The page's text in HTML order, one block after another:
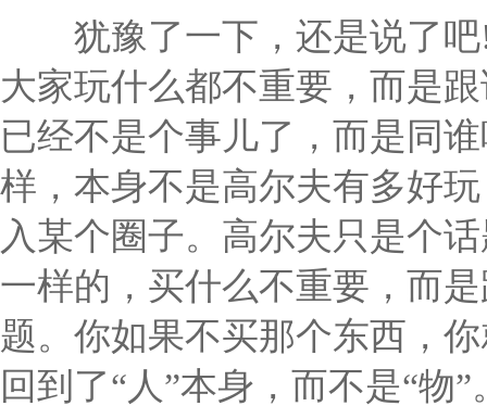
犹豫了一下，还是说了吧!
大家玩什么都不重要，而是
已经不是个事儿了，而是同
样，本身不是高尔夫有多好
入某个圈子。高尔夫只是个
一样的，买什么不重要，而
题。你如果不买那个东西，
回到了“人”本身，而不是“物